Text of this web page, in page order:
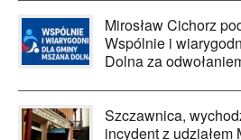
Mirosław Cichorz
Wspólnie i
Dolna za
Szczawnica,
incydent z udziałem